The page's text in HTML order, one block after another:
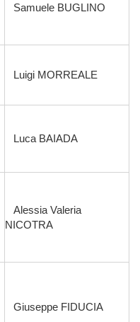
Samuele BUGLINO
Luigi MORREALE
Luca BAIADA
Alessia Valeria
NICOTRA
Giuseppe FIDUCIA